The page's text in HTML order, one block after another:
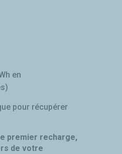
en
pour récupérer
premier recharge,
de votre